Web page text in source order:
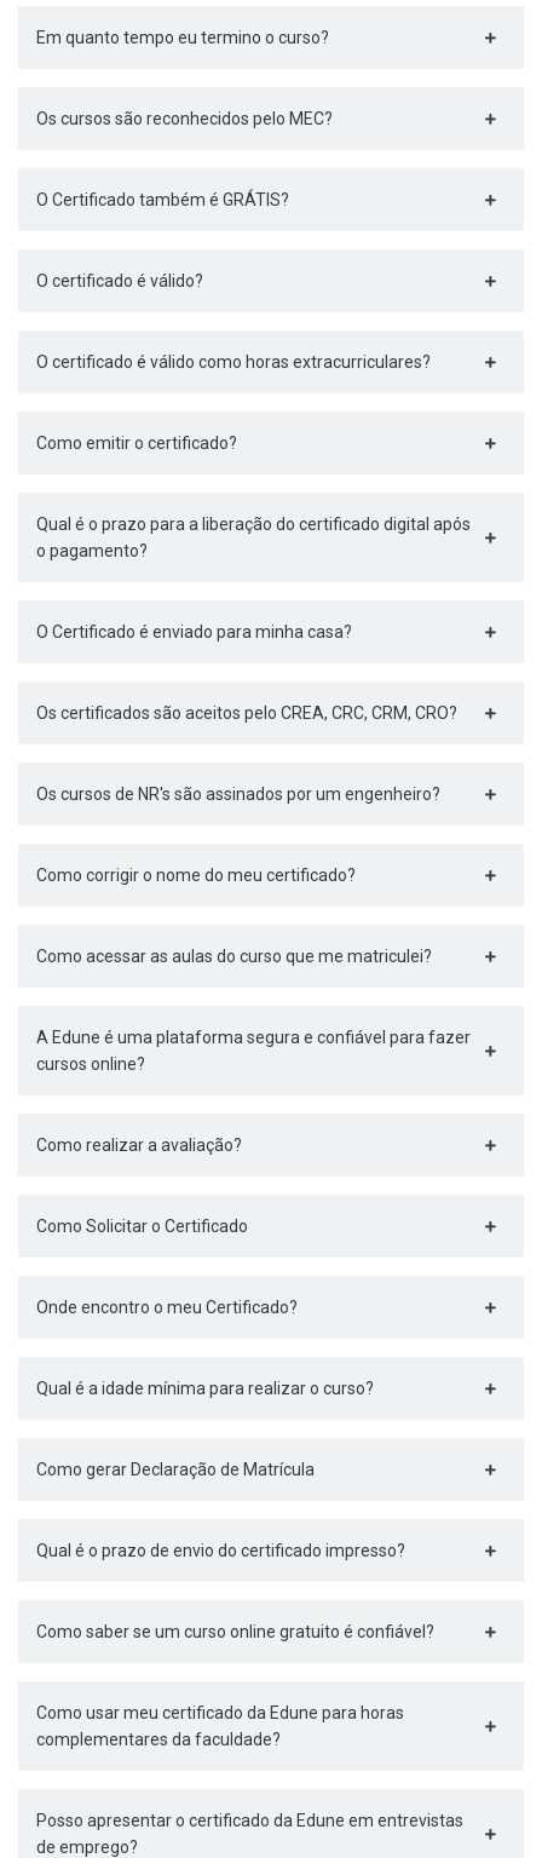
Em quanto tempo eu termino o curso?
Os cursos são reconhecidos pelo MEC?
O Certificado também é GRÁTIS?
O certificado é válido?
O certificado é válido como horas extracurriculares?
Como emitir o certificado?
Qual é o prazo para a liberação do certificado digital após
o pagamento?
O Certificado é enviado para minha casa?
Os certificados são aceitos pelo CREA, CRC, CRM, CRO?
Os cursos de NR's são assinados por um engenheiro?
Como corrigir o nome do meu certificado?
Como acessar as aulas do curso que me matriculei?
A Edune é uma plataforma segura e confiável para fazer
cursos online?
Como realizar a avaliação?
Como Solicitar o Certificado
Onde encontro o meu Certificado?
Qual é a idade mínima para realizar o curso?
Como gerar Declaração de Matrícula
Qual é o prazo de envio do certificado impresso?
Como saber se um curso online gratuito é confiável?
Como usar meu certificado da Edune para horas
complementares da faculdade?
Posso apresentar o certificado da Edune em entrevistas
de emprego?